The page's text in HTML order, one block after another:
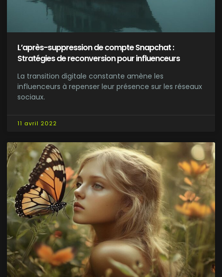
L’après-suppression de compte Snapchat :
Stratégies de reconversion pour influenceurs
La transition digitale constante amène les
influenceurs à repenser leur présence sur les réseaux
sociaux.
11 avril 2022